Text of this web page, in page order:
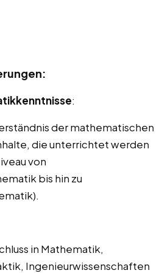
:
der mathematischen
die unterrichtet werden
von
bis hin zu
in Mathematik,
Ingenieurwissenschaften